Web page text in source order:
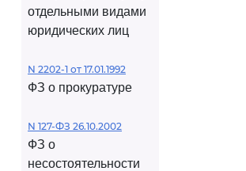
отдельными видами
юридических лиц
N 2202-1 от 17.01.1992
ФЗ о прокуратуре
N 127-ФЗ 26.10.2002
ФЗ о
несостоятельности